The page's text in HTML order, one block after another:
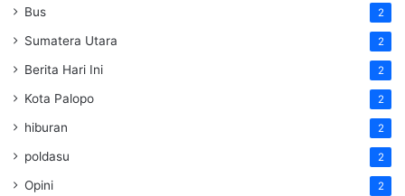
Bus 2
Sumatera Utara 2
Berita Hari Ini 2
Kota Palopo 2
hiburan 2
poldasu 2
Opini 2